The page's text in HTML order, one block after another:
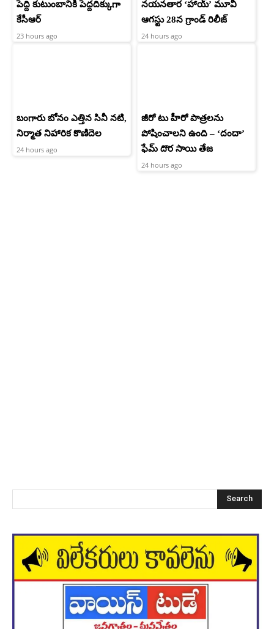
పెద్ది కుటుంబానికి పెద్దదిక్కుగా
కేసీఆర్
23 hours ago
నయనతార ‘హాయ్’ మూవీ
ఆగస్టు 28న గ్రాండ్ రిలీజ్
24 hours ago
బంగారు బోనం ఎత్తిన సినీ నటి,
నిర్మాత నిహారిక కొణిదెల
24 hours ago
జీరో టు హీరో పాత్రలను
పోషించాలని ఉంది – ‘దందా’
ఫేమ్ దొర సాయి తేజ
24 hours ago
Search